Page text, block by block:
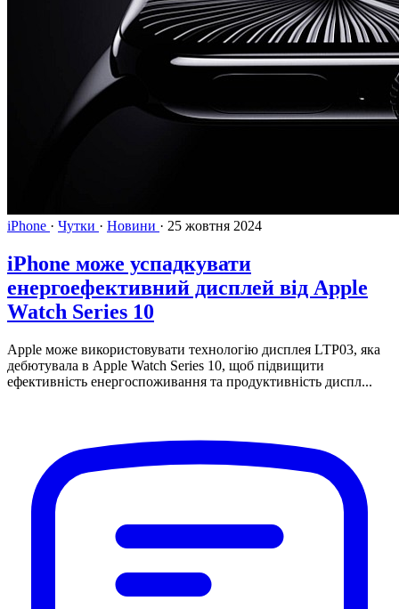
iPhone · Чутки · Новини · 25 жовтня 2024
iPhone може успадкувати
енергоефективний дисплей від Apple
Watch Series 10
Apple може використовувати технологію дисплея LTP03, яка
дебютувала в Apple Watch Series 10, щоб підвищити
ефективність енергоспоживання та продуктивність диспл...